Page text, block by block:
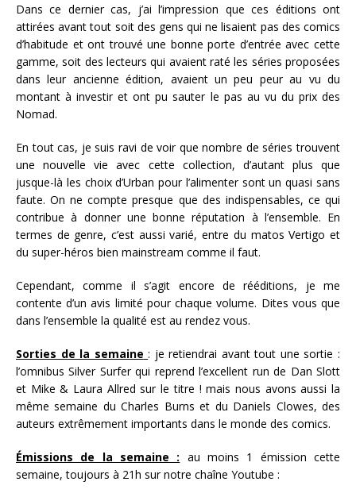
Dans ce dernier cas, j’ai l’impression que ces éditions ont
attirées avant tout soit des gens qui ne lisaient pas des comics
d’habitude et ont trouvé une bonne porte d’entrée avec cette
gamme, soit des lecteurs qui avaient raté les séries proposées
dans leur ancienne édition, avaient un peu peur au vu du
montant à investir et ont pu sauter le pas au vu du prix des
Nomad.
En tout cas, je suis ravi de voir que nombre de séries trouvent
une nouvelle vie avec cette collection, d’autant plus que
jusque-là les choix d’Urban pour l’alimenter sont un quasi sans
faute. On ne compte presque que des indispensables, ce qui
contribue à donner une bonne réputation à l’ensemble. En
termes de genre, c’est aussi varié, entre du matos Vertigo et
du super-héros bien mainstream comme il faut.
Cependant, comme il s’agit encore de rééditions, je me
contente d’un avis limité pour chaque volume. Dites vous que
dans l’ensemble la qualité est au rendez vous.
Sorties de la semaine : je retiendrai avant tout une sortie :
l’omnibus Silver Surfer qui reprend l’excellent run de Dan Slott
et Mike & Laura Allred sur le titre ! mais nous avons aussi la
même semaine du Charles Burns et du Daniels Clowes, des
auteurs extrêmement importants dans le monde des comics.
Émissions de la semaine : au moins 1 émission cette
semaine, toujours à 21h sur notre chaîne Youtube :